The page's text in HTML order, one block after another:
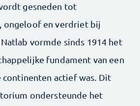
gesneden tot
ongeloof en verdriet bij
vormde sinds 1914 het
fundament van een
actief was. Dit
ondersteunde het